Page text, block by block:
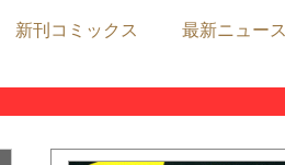
新刊コミックス 最新ニュース